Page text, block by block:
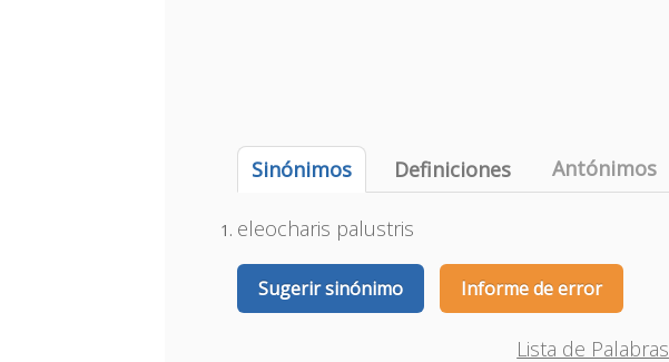
Sinónimos Definiciones Antónimos
eleocharis palustris
Sugerir sinónimo Informe de error
Lista de Palabras